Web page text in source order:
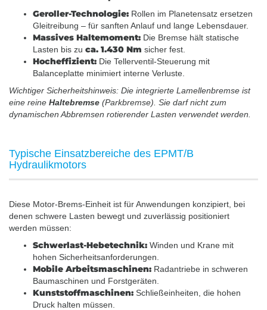
Geroller-Technologie: Rollen im Planetensatz ersetzen
Gleitreibung – für sanften Anlauf und lange Lebensdauer.
Massives Haltemoment: Die Bremse hält statische
Lasten bis zu ca. 1.430 Nm sicher fest.
Hocheffizient: Die Tellerventil-Steuerung mit
Balanceplatte minimiert interne Verluste.
Wichtiger Sicherheitshinweis: Die integrierte Lamellenbremse ist
eine reine Haltebremse (Parkbremse). Sie darf nicht zum
dynamischen Abbremsen rotierender Lasten verwendet werden.
Typische Einsatzbereiche des EPMT/B
Hydraulikmotors
Diese Motor-Brems-Einheit ist für Anwendungen konzipiert, bei
denen schwere Lasten bewegt und zuverlässig positioniert
werden müssen:
Schwerlast-Hebetechnik: Winden und Krane mit
hohen Sicherheitsanforderungen.
Mobile Arbeitsmaschinen: Radantriebe in schweren
Baumaschinen und Forstgeräten.
Kunststoffmaschinen: Schließeinheiten, die hohen
Druck halten müssen.